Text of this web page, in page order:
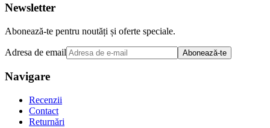
Newsletter
Abonează-te pentru noutăți și oferte speciale.
Adresa de email Abonează-te
Navigare
Recenzii
Contact
Returnări